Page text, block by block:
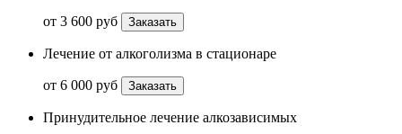
от 3 600 руб Заказать
Лечение от алкоголизма в стационаре
от 6 000 руб Заказать
Принудительное лечение алкозависимых